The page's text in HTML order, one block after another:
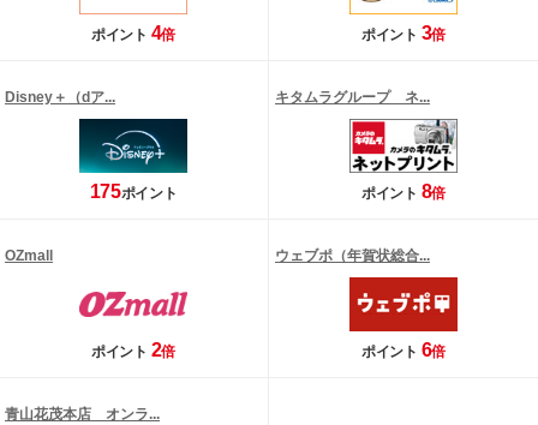
ポイント 4倍 ポイント 3倍
Disney＋（dア...
175ポイント
キタムラグループ ネ...
ポイント 8倍
OZmall
ポイント 2倍
ウェブポ（年賀状総合...
ポイント 6倍
青山花茂本店 オンラ...